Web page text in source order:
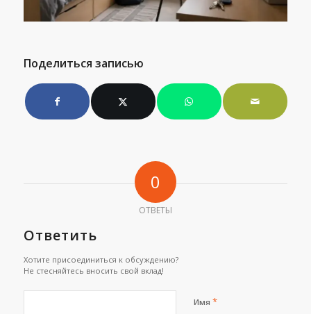
Поделиться записью
0
ОТВЕТЫ
Ответить
Хотите присоединиться к обсуждению?
Не стесняйтесь вносить свой вклад!
Имя *